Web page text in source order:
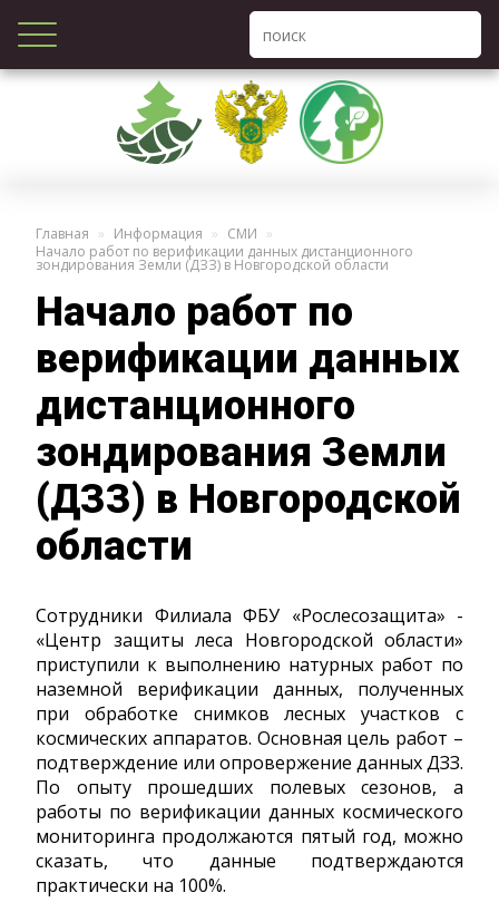
Главная Информация
СМИ
Начало работ по верификации данных дистанционного
зондирования Земли (ДЗЗ) в Новгородской области
Начало работ по
верификации данных
дистанционного
зондирования Земли
(ДЗЗ) в Новгородской
области
Сотрудники Филиала ФБУ «Рослесозащита» -
«Центр защиты леса Новгородской области»
приступили к выполнению натурных работ по
наземной верификации данных, полученных
при обработке снимков лесных участков с
космических аппаратов. Основная цель работ –
подтверждение или опровержение данных ДЗЗ.
По опыту прошедших полевых сезонов, а
работы по верификации данных космического
мониторинга продолжаются пятый год, можно
сказать, что данные подтверждаются
практически на 100%.